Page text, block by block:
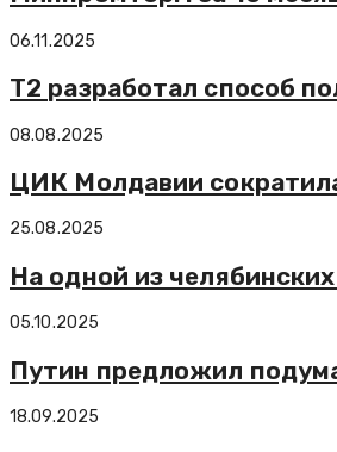
06.11.2025
Т2 разработал способ
08.08.2025
ЦИК Молдавии
25.08.2025
На одной из
05.10.2025
Путин предложил
18.09.2025